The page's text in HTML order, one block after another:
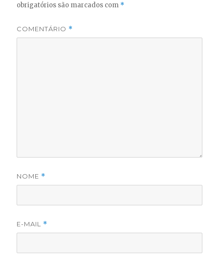
obrigatórios são marcados com *
COMENTÁRIO *
NOME *
E-MAIL *